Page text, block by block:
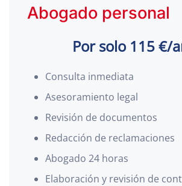
Abogado personal
Por solo 115 €/
Consulta inmediata
Asesoramiento legal
Revisión de documentos
Redacción de reclamaciones
Abogado 24 horas
Elaboración y revisión de